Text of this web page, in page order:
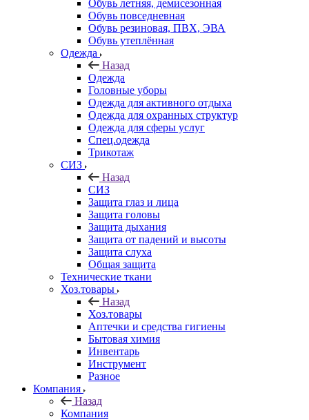
Обувь летняя, демисезонная
Обувь повседневная
Обувь резиновая, ПВХ, ЭВА
Обувь утеплённая
Одежда
Назад
Одежда
Головные уборы
Одежда для активного отдыха
Одежда для охранных структур
Одежда для сферы услуг
Спец.одежда
Трикотаж
СИЗ
Назад
СИЗ
Защита глаз и лица
Защита головы
Защита дыхания
Защита от падений и высоты
Защита слуха
Общая защита
Технические ткани
Хоз.товары
Назад
Хоз.товары
Аптечки и средства гигиены
Бытовая химия
Инвентарь
Инструмент
Разное
Компания
Назад
Компания